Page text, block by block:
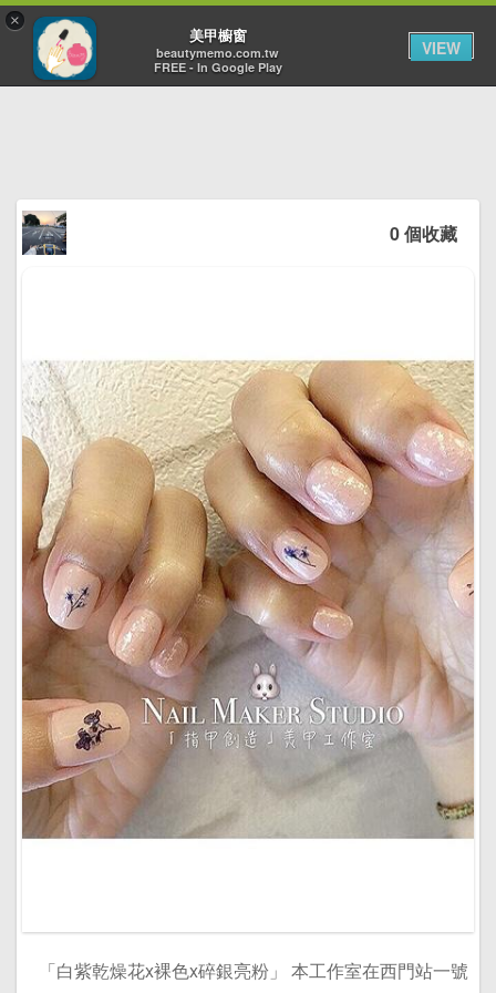
0 個收藏
「白紫乾燥花x裸色x碎銀亮粉」 本工作室在西門站一號
×
美甲櫥窗
beautymemo.com.tw
FREE - In Google Play
VIEW